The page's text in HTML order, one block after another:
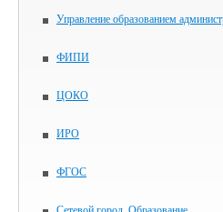
Управление образованием
ФИПИ
ЦОКО
ИРО
ФГОС